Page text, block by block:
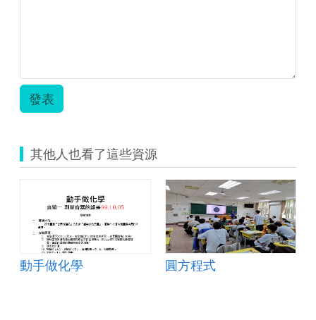
發表
其他人也看了這些資源
動手做化學 圓方程式